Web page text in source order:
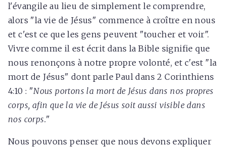
l'évangile au lieu de simplement le comprendre,
alors "la vie de Jésus" commence à croître en nous
et c'est ce que les gens peuvent "toucher et voir".
Vivre comme il est écrit dans la Bible signifie que
nous renonçons à notre propre volonté, et c'est "la
mort de Jésus" dont parle Paul dans 2 Corinthiens
4:10 : "Nous portons la mort de Jésus dans nos propres
corps, afin que la vie de Jésus soit aussi visible dans
nos corps."
Nous pouvons penser que nous devons expliquer